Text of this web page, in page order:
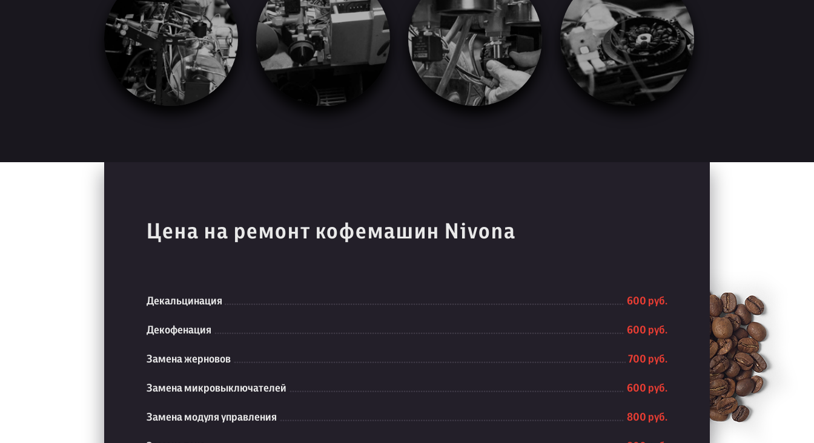
Цена на ремонт кофемашин Nivona
Декальцинация 600 руб.
Декофенация 600 руб.
Замена жерновов 700 руб.
Замена микровыключателей 600 руб.
Замена модуля управления 800 руб.